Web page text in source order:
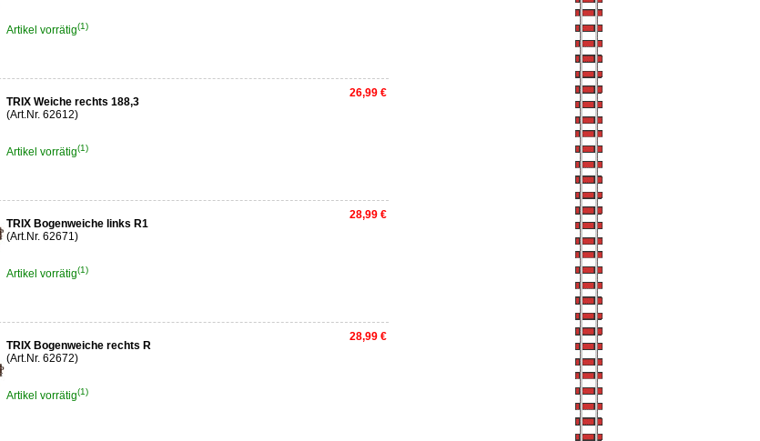
Artikel vorrätig(1)
TRIX Weiche rechts 188,3
(Art.Nr. 62612)
Artikel vorrätig(1)
26,99 €
TRIX Bogenweiche links R1
(Art.Nr. 62671)
Artikel vorrätig(1)
28,99 €
TRIX Bogenweiche rechts R
(Art.Nr. 62672)
Artikel vorrätig(1)
28,99 €